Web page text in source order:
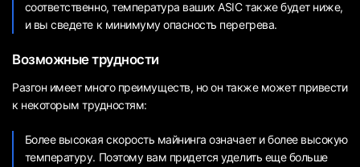
соответственно, температура ваших ASIC также будет ниже,
и вы сведете к минимуму опасность перегрева.
Возможные трудности
Разгон имеет много преимуществ, но он также может привести
к некоторым трудностям:
Более высокая скорость майнинга означает и более высокую
температуру. Поэтому вам придется уделить еще больше